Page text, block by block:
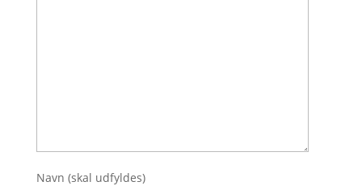
Navn (skal udfyldes)